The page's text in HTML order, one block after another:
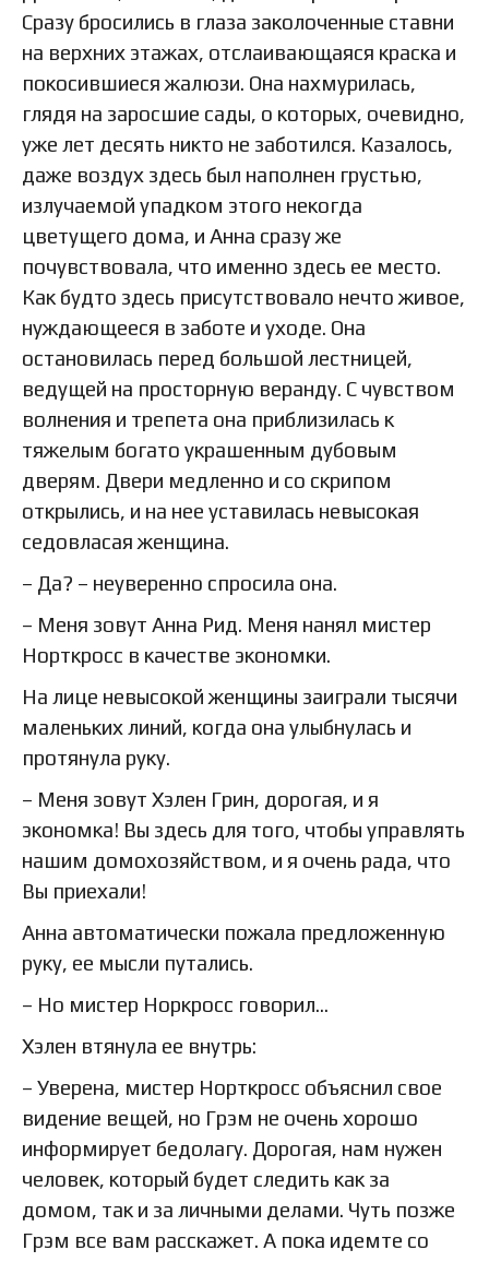
Сразу бросились в глаза заколоченные ставни
на верхних этажах, отслаивающаяся краска и
покосившиеся жалюзи. Она нахмурилась,
глядя на заросшие сады, о которых, очевидно,
уже лет десять никто не заботился. Казалось,
даже воздух здесь был наполнен грустью,
излучаемой упадком этого некогда
цветущего дома, и Анна сразу же
почувствовала, что именно здесь ее место.
Как будто здесь присутствовало нечто живое,
нуждающееся в заботе и уходе. Она
остановилась перед большой лестницей,
ведущей на просторную веранду. С чувством
волнения и трепета она приблизилась к
тяжелым богато украшенным дубовым
дверям. Двери медленно и со скрипом
открылись, и на нее уставилась невысокая
седовласая женщина.
– Да? – неуверенно спросила она.
– Меня зовут Анна Рид. Меня нанял мистер
Норткросс в качестве экономки.
На лице невысокой женщины заиграли тысячи
маленьких линий, когда она улыбнулась и
протянула руку.
– Меня зовут Хэлен Грин, дорогая, и я
экономка! Вы здесь для того, чтобы управлять
нашим домохозяйством, и я очень рада, что
Вы приехали!
Анна автоматически пожала предложенную
руку, ее мысли путались.
– Но мистер Норкросс говорил…
Хэлен втянула ее внутрь:
– Уверена, мистер Норткросс объяснил свое
видение вещей, но Грэм не очень хорошо
информирует бедолагу. Дорогая, нам нужен
человек, который будет следить как за
домом, так и за личными делами. Чуть позже
Грэм все вам расскажет. А пока идемте со